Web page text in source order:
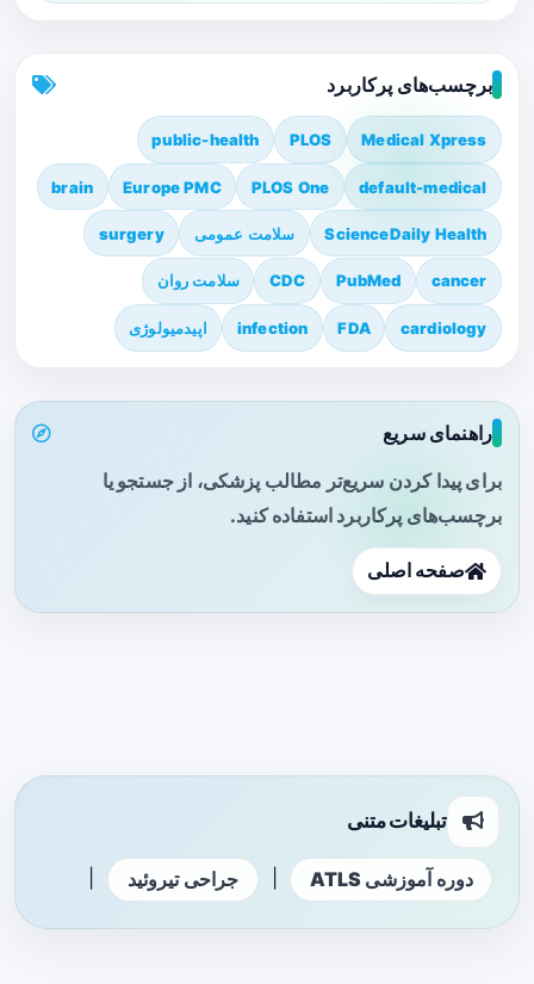
برچسب‌های پرکاربرد
Medical Xpress
PLOS
public-health
default-medical
PLOS One
Europe PMC
brain
ScienceDaily Health سلامت عمومی surgery
cancer
PubMed
CDC سلامت روان
cardiology
FDA
infection اپیدمیولوژی
راهنمای سریع
برای پیدا کردن سریع‌تر مطالب پزشکی، از جستجو یا
برچسب‌های پرکاربرد استفاده کنید.
صفحه اصلی
تبلیغات متنی
دوره آموزشی ATLS جراحی تیروئید